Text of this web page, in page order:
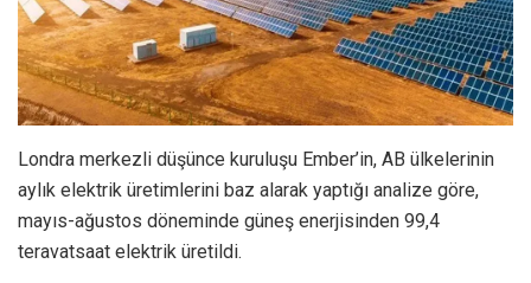
Londra merkezli düşünce kuruluşu Ember’in, AB ülkelerinin
aylık elektrik üretimlerini baz alarak yaptığı analize göre,
mayıs-ağustos döneminde güneş enerjisinden 99,4
teravatsaat elektrik üretildi.